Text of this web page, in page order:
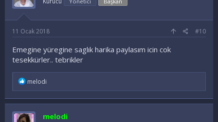
r
:
11 Ocak 2018 #10
Emegine yüregine saglık harika paylasım icin cok
tesekkürler.. tebrikler
İ
d
e
melodi
melodi